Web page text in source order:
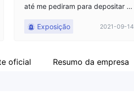
até me pediram para depositar $
Exposição
2021-09-14
oficial Resumo da empresa